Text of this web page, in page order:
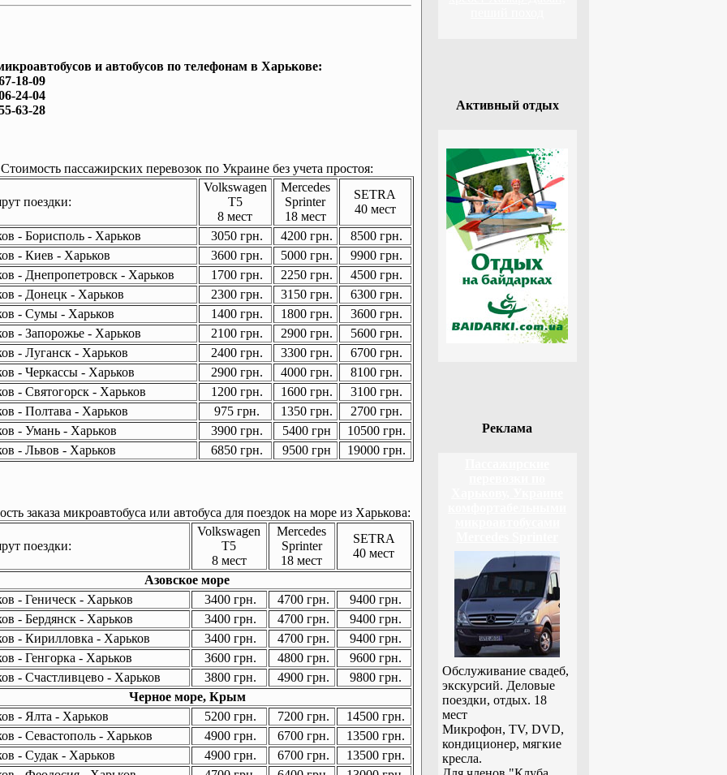
и автобусов по телефонам в Харькове:
18-09
24-04
63-28
Стоимость пассажирских перевозок по Украине без учета простоя:
поездки:
Volkswagen
T5
8 мест
Mercedes
Sprinter
18 мест
SETRA
40 мест
- Борисполь - Харьков
3050 грн. 4200 грн.
8500 грн.
- Киев - Харьков
3600 грн. 5000 грн.
9900 грн.
- Днепропетровск - Харьков
1700 грн. 2250 грн.
4500 грн.
- Донецк - Харьков
2300 грн. 3150 грн.
6300 грн.
- Сумы - Харьков
1400 грн. 1800 грн.
3600 грн.
- Запорожье - Харьков
2100 грн. 2900 грн.
5600 грн.
- Луганск - Харьков
2400 грн. 3300 грн.
6700 грн.
- Черкассы - Харьков
2900 грн. 4000 грн.
8100 грн.
- Святогорск - Харьков
1200 грн. 1600 грн.
3100 грн.
- Полтава - Харьков
975 грн. 1350 грн.
2700 грн.
- Умань - Харьков
3900 грн. 5400 грн
10500 грн.
- Львов - Харьков
6850 грн. 9500 грн 19000 грн.
заказа микроавтобуса или автобуса для поездок на море из Харькова:
поездки:
Volkswagen
T5
8 мест
Mercedes
Sprinter
18 мест
SETRA
40 мест
Азовское море
- Геническ - Харьков
3400 грн. 4700 грн.
9400 грн.
- Бердянск - Харьков
3400 грн. 4700 грн.
9400 грн.
- Кирилловка - Харьков
3400 грн. 4700 грн.
9400 грн.
- Генгорка - Харьков
3600 грн. 4800 грн.
9600 грн.
- Счастливцево - Харьков
3800 грн. 4900 грн.
9800 грн.
Черное море, Крым
- Ялта - Харьков
5200 грн. 7200 грн.
14500 грн.
- Севастополь - Харьков
4900 грн. 6700 грн.
13500 грн.
- Судак - Харьков
4900 грн. 6700 грн.
13500 грн.
Активный отдых
Реклама
Обслуживание свадеб,
экскурсий. Деловые
поездки, отдых. 18
мест
Микрофон, TV, DVD,
кондиционер, мягкие
кресла.